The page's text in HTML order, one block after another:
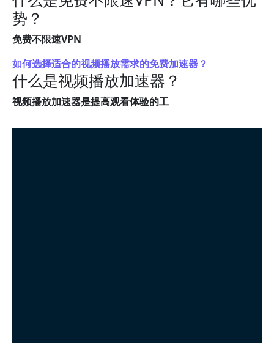
势？
免费不限速VPN
如何选择适合的视频播放需求的免费加速器？
什么是视频播放加速器？
视频播放加速器是提高观看体验的工